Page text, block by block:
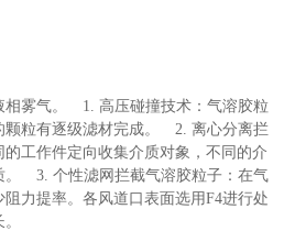
雾气。 1. 高压碰撞技术：气溶胶粒
颗粒有逐级滤材完成。 2. 离心分离拦
工作件定向收集介质对象，不同的介
。 3. 个性滤网拦截气溶胶粒子：在气
力提率。各风道口表面选用F4进行处